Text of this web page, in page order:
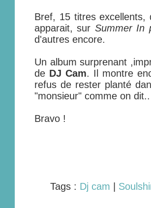
Bref, 15 titres
apparait, sur Summer In
d'autres encore.
Un album surprenant
de DJ Cam. Il montre
refus de rester planté
"monsieur" comme on dit..
Bravo !
Tags : Dj cam